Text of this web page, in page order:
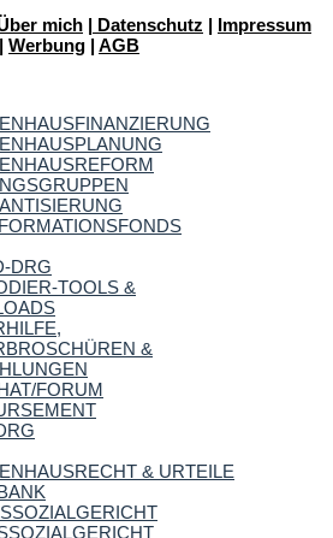
mich | Datenschutz | Impressum
| Werbung | AGB
DRG
TOOLS &
&
FORUM
& URTEILE